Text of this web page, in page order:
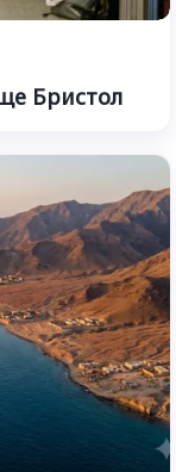
Бристол